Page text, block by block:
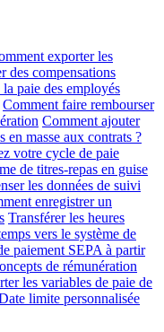
exporter les
des compensations
paie des employés
Comment faire rembourser
Comment ajouter
en masse aux contrats ?
votre cycle de paie
de titres-repas en guise
les données de suivi
enregistrer un
Transférer les heures
vers le système de
paiement SEPA à partir
de rémunération
les variables de paie de
limite personnalisée